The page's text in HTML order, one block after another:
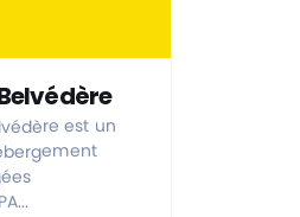
est un